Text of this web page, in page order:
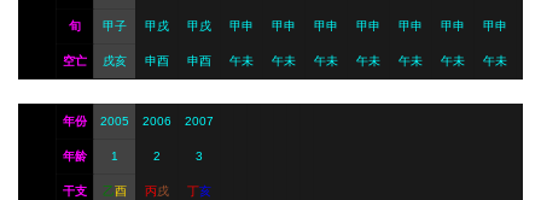
旬 甲子 甲戌 甲戌 甲申 甲申 甲申 甲申 甲申 甲申 甲申
空亡 戌亥 申酉 申酉 午未 午未 午未 午未 午未 午未 午未
年份 2005 2006 2007
年龄 1 2 3
干支 乙酉 丙戌 丁亥